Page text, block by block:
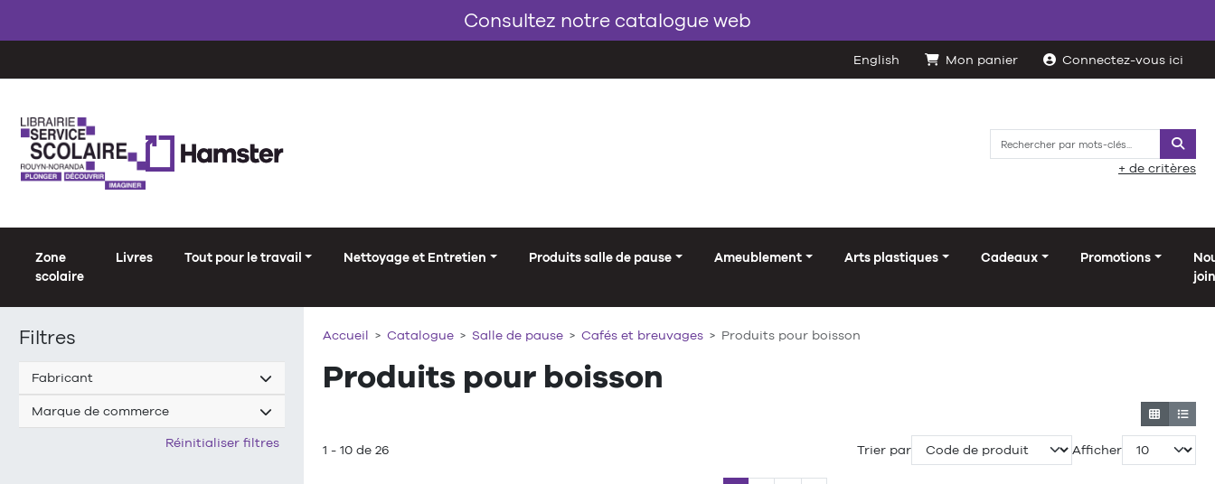
Consultez notre catalogue web
English Mon panier Connectez-vous ici
+ de critères
Zone
scolaire
Livres Tout pour le travail Nettoyage et Entretien Produits salle de pause Ameublement Arts plastiques Cadeaux Promotions
Filtres
Fabricant
Marque de commerce
Réinitialiser filtres
Accueil Catalogue Salle de pause Cafés et breuvages Produits pour boisson
Produits pour boisson
1 - 10 de 26 Trier par Afficher